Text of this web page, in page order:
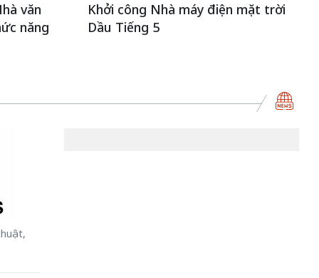
văn
năng
Khởi công Nhà máy điện mặt trời
Dầu Tiếng 5